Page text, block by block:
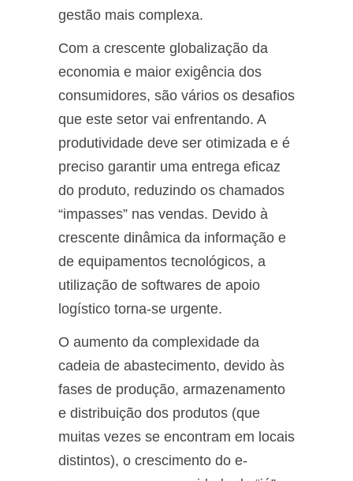
gestão mais complexa.
Com a crescente globalização da
economia e maior exigência dos
consumidores, são vários os desafios
que este setor vai enfrentando. A
produtividade deve ser otimizada e é
preciso garantir uma entrega eficaz
do produto, reduzindo os chamados
“impasses” nas vendas. Devido à
crescente dinâmica da informação e
de equipamentos tecnológicos, a
utilização de softwares de apoio
logístico torna-se urgente.
O aumento da complexidade da
cadeia de abastecimento, devido às
fases de produção, armazenamento
e distribuição dos produtos (que
muitas vezes se encontram em locais
distintos), o crescimento do e-